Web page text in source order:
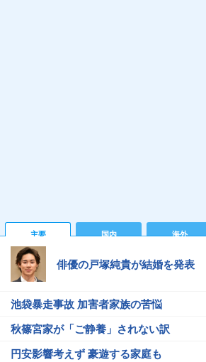
主要 国内 海外
俳優の戸塚純貴が結婚を発表
池袋暴走事故 加害者家族の苦悩
秋篠宮家が「ご静養」されない訳
円安影響考えず 豪遊する家庭も